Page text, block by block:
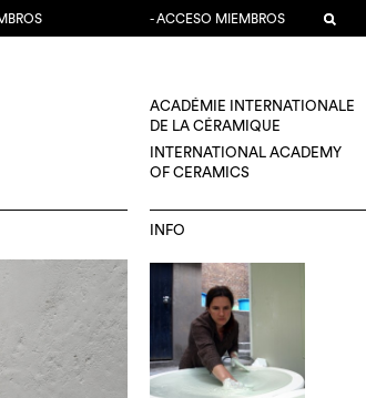
- ACCESO MIEMBROS
ACADÉMIE INTERNATIONALE
DE LA CÉRAMIQUE
INTERNATIONAL ACADEMY
OF CERAMICS
INFO